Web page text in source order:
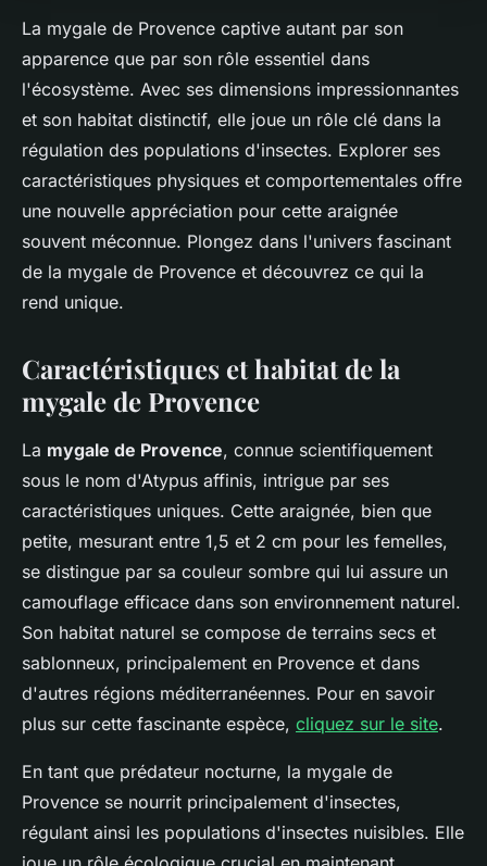
La mygale de Provence captive autant par son
apparence que par son rôle essentiel dans
l'écosystème. Avec ses dimensions impressionnantes
et son habitat distinctif, elle joue un rôle clé dans la
régulation des populations d'insectes. Explorer ses
caractéristiques physiques et comportementales offre
une nouvelle appréciation pour cette araignée
souvent méconnue. Plongez dans l'univers fascinant
de la mygale de Provence et découvrez ce qui la
rend unique.
Caractéristiques et habitat de la
mygale de Provence
La mygale de Provence, connue scientifiquement
sous le nom d'Atypus affinis, intrigue par ses
caractéristiques uniques. Cette araignée, bien que
petite, mesurant entre 1,5 et 2 cm pour les femelles,
se distingue par sa couleur sombre qui lui assure un
camouflage efficace dans son environnement naturel.
Son habitat naturel se compose de terrains secs et
sablonneux, principalement en Provence et dans
d'autres régions méditerranéennes. Pour en savoir
plus sur cette fascinante espèce, cliquez sur le site.
En tant que prédateur nocturne, la mygale de
Provence se nourrit principalement d'insectes,
régulant ainsi les populations d'insectes nuisibles. Elle